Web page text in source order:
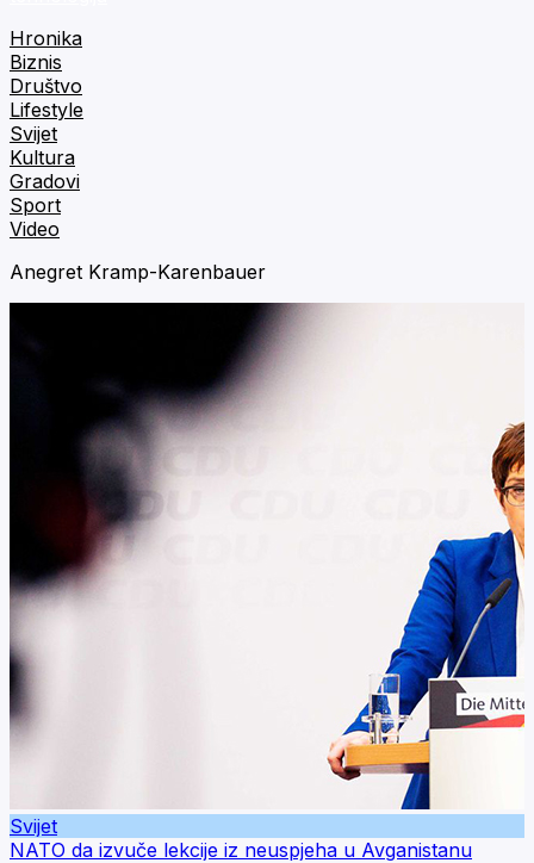
Hronika
Biznis
Društvo
Lifestyle
Svijet
Kultura
Gradovi
Sport
Video
Anegret Kramp-Karenbauer
Svijet
NATO da izvuče lekcije iz neuspjeha u Avganistanu